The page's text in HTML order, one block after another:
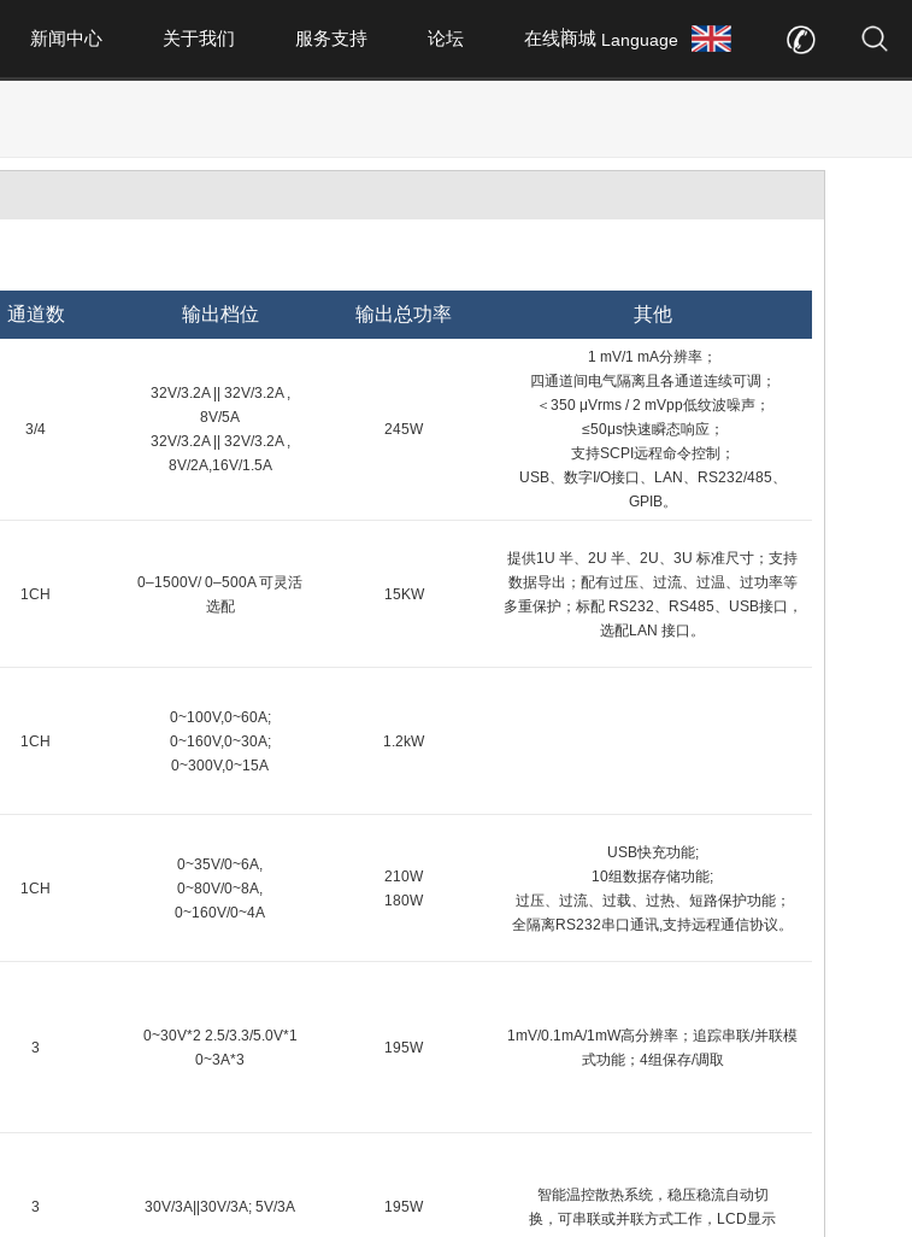
在线商城
论坛
服务支持
关于我们
新闻中心 Language
通道数 输出档位 输出总功率 其他
3/4
32V/3.2A || 32V/3.2A ,
8V/5A
32V/3.2A || 32V/3.2A ,
8V/2A,16V/1.5A
245W
1 mV/1 mA分辨率；
四通道间电气隔离且各通道连续可调；
＜350 μVrms / 2 mVpp低纹波噪声；
≤50μs快速瞬态响应；
支持SCPI远程命令控制；
USB、数字I/O接口、LAN、RS232/485、
GPIB。
1CH
0–1500V/ 0–500A 可灵活
选配
15KW
提供1U 半、2U 半、2U、3U 标准尺寸；支持
数据导出；配有过压、过流、过温、过功率等
多重保护；标配 RS232、RS485、USB接口，
选配LAN 接口。
1CH
0~100V,0~60A;
0~160V,0~30A;
0~300V,0~15A
1.2kW
1CH
0~35V/0~6A,
0~80V/0~8A,
0~160V/0~4A
210W
180W
USB快充功能;
10组数据存储功能;
过压、过流、过载、过热、短路保护功能；
全隔离RS232串口通讯,支持远程通信协议。
3
0~30V*2 2.5/3.3/5.0V*1
0~3A*3
195W
1mV/0.1mA/1mW高分辨率；追踪串联/并联模
式功能；4组保存/调取
3 30V/3A||30V/3A; 5V/3A 195W
智能温控散热系统，稳压稳流自动切
换，可串联或并联方式工作，LCD显示